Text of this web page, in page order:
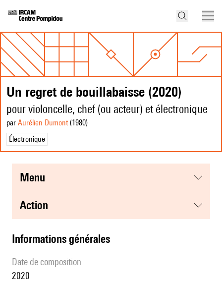
Un regret de bouillabaisse (2020)
pour violoncelle, chef (ou acteur) et électronique
par Aurélien Dumont(1980)
Électronique
menu
action
informations générales
date de composition
2020